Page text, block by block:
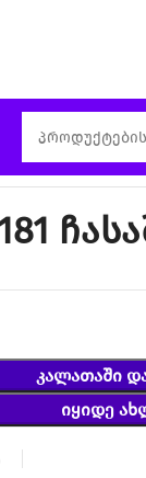
181
ᲙᲐᲚᲐᲗᲐᲨᲘ
ᲘᲧᲘᲓᲔ